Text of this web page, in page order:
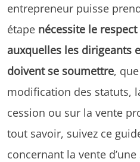
entrepreneur puisse
étape nécessite le
auxquelles les dirigeants
doivent se soumettre,
modification des statuts,
cession ou sur la vente
tout savoir, suivez ce
concernant la vente d’une